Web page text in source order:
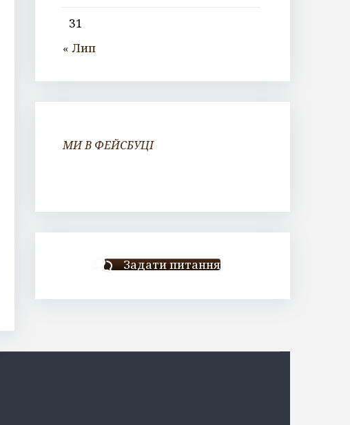
31
« Лип
МИ В ФЕЙСБУЦІ
Задати питання